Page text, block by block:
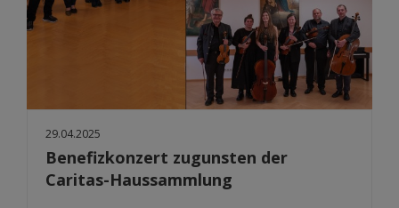
29.04.2025
Benefizkonzert zugunsten der
Caritas-Haussammlung